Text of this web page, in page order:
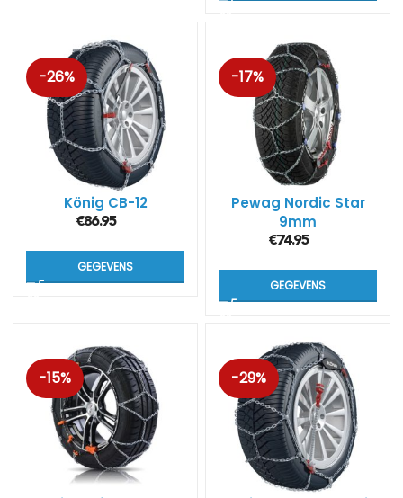
-26%
König CB-12
€86.95
GEGEVENS
-17%
Pewag Nordic Star
9mm
€74.95
GEGEVENS
-15% -29%